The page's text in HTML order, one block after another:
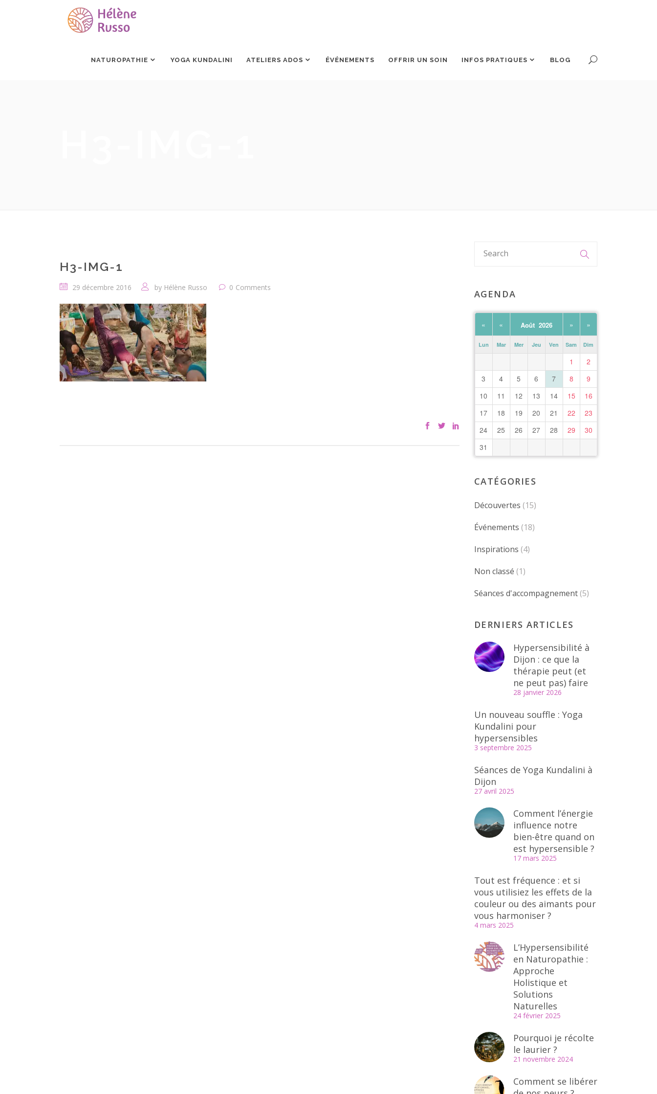
NATUROPATHIE YOGA KUNDALINI ATELIERS ADOS ÉVÉNEMENTS OFFRIR UN SOIN INFOS PRATIQUES BLOG
H3-IMG-1
29 décembre 2016 by Hélène Russo 0 Comments
AGENDA
« « Août 2026 » »
Lun Mar Mer Jeu Ven Sam Dim
1
2
3
4 5 6 7 8
9
10
11 12 13 14 15
16
17
18 19 20 21 22
23
24
25 26 27 28 29
30
31
CATÉGORIES
Découvertes (15)
Événements (18)
Inspirations (4)
Non classé (1)
Séances d'accompagnement(5)
DERNIERS ARTICLES
Hypersensibilité à
Dijon : ce que la
thérapie peut (et
ne peut pas) faire
28 janvier 2026
Un nouveau souffle : Yoga
Kundalini pour
hypersensibles
3 septembre 2025
Séances de Yoga Kundalini à
Dijon
27 avril 2025
Comment l’énergie
influence notre
bien-être quand on
est hypersensible ?
17 mars 2025
Tout est fréquence : et si
vous utilisiez les effets de la
couleur ou des aimants pour
vous harmoniser ?
4 mars 2025
L’Hypersensibilité
en Naturopathie :
Approche
Holistique et
Solutions
Naturelles
24 février 2025
Pourquoi je récolte
le laurier ?
21 novembre 2024
Comment se libérer